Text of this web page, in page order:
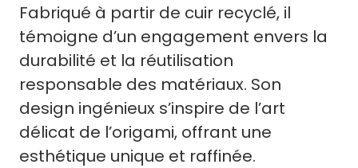
Fabriqué à partir de cuir recyclé, il
témoigne d’un engagement envers la
durabilité et la réutilisation
responsable des matériaux. Son
design ingénieux s’inspire de l’art
délicat de l’origami, offrant une
esthétique unique et raffinée.